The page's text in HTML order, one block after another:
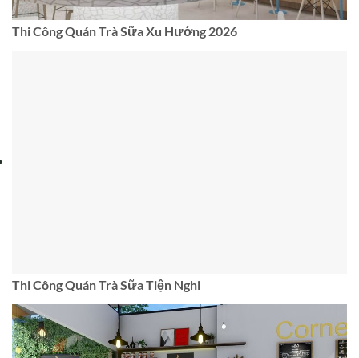
Thi Công Quán Trà Sữa Xu Hướng 2026
Thi Công Quán Trà Sữa Tiện Nghi